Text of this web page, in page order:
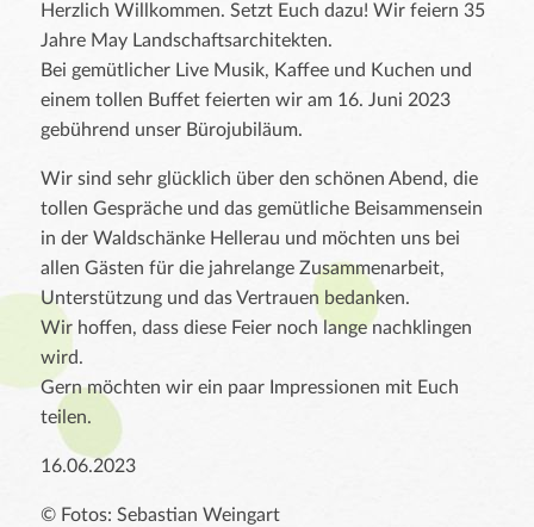
Herzlich Willkommen. Setzt Euch dazu! Wir feiern 35
Jahre May Landschaftsarchitekten.
Bei gemütlicher Live Musik, Kaffee und Kuchen und
einem tollen Buffet feierten wir am 16. Juni 2023
gebührend unser Bürojubiläum.
Wir sind sehr glücklich über den schönen Abend, die
tollen Gespräche und das gemütliche Beisammensein
in der Waldschänke Hellerau und möchten uns bei
allen Gästen für die jahrelange Zusammenarbeit,
Unterstützung und das Vertrauen bedanken.
Wir hoffen, dass diese Feier noch lange nachklingen
wird.
Gern möchten wir ein paar Impressionen mit Euch
teilen.
16.06.2023
© Fotos: Sebastian Weingart